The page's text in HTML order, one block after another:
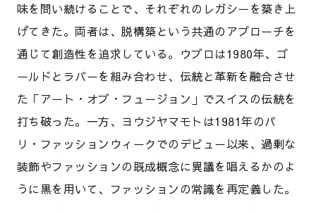
味を問い続けることで、それぞれのレガシーを築き上
げてきた。両者は、脱構築という共通のアプローチを
通じて創造性を追求している。ウブロは1980年、ゴ
ールドとラバーを組み合わせ、伝統と革新を融合させ
た「アート・オブ・フュージョン」でスイスの伝統を
打ち破った。一方、ヨウジヤマモトは1981年のパ
リ・ファッションウィークでのデビュー以来、過剰な
装飾やファッションの既成概念に異議を唱えるかのよ
うに黒を用いて、ファッションの常識を再定義した。